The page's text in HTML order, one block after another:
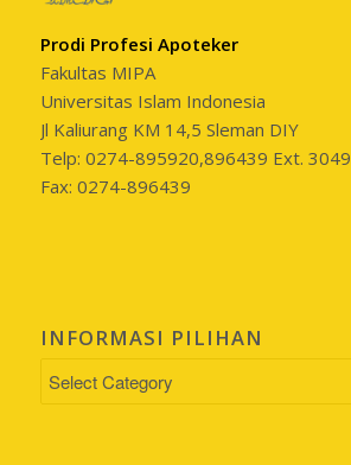
Prodi Profesi Apoteker
Fakultas MIPA
Universitas Islam Indonesia
Jl Kaliurang KM 14,5 Sleman DIY
Telp: 0274-895920,896439 Ext. 3049
Fax: 0274-896439
INFORMASI PILIHAN
INFORMASI